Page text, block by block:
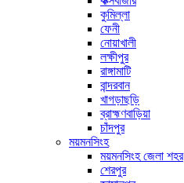
কুমিল্লা
ফেনী
নোয়াখালী
লক্ষীপুর
রাঙ্গামাটি
বান্দরবান
খাগড়াছড়ি
ব্রাহ্মণবাড়িয়া
চাঁদপুর
ময়মনসিংহ
ময়মনসিংহ জেলা শহর
শেরপুর